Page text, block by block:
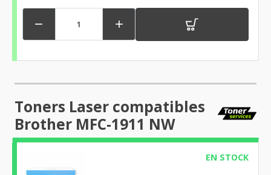
 
Toners Laser compatibles
Brother MFC-1911 NW
EN STOCK